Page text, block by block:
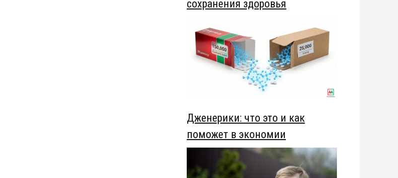
сохранения здоровья
Дженерики: что это и как
поможет в экономии